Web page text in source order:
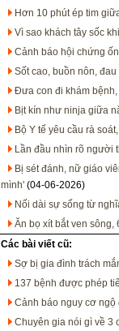
Hơn 10 phút ép tim
Vì sao khách tây sốc
Cảnh báo hội chứng
Sốt cao, buồn nôn,
Đưa con đi khám
Bịt kín như ninja giữa
Bộ Y tế yêu cầu rà
Lần đầu nhìn rõ người
Bị sét đánh, nữ giáo
mình' (04-06-2026)
Nối dài sự sống từ
Ăn bọ xít bắt ven
Các bài viết cũ:
Sợ bị gia đình trách
137 bệnh được phép
Cảnh báo nguy cơ ngộ
Chuyên gia nói gì về 3